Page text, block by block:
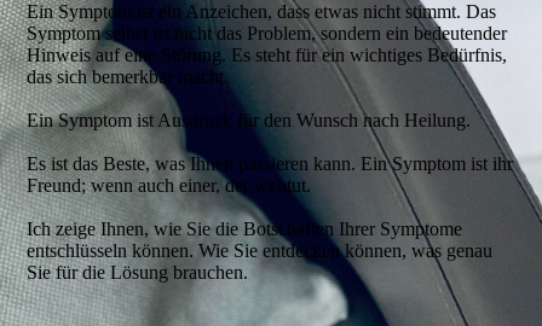
Ein Symptom ist ein Anzeichen, dass etwas nicht stimmt. Das
Symptom selbst ist nicht das Problem, sondern ein bedeutender
Hinweis auf eine Störung. Es steht für ein wichtiges Bedürfnis,
das sich bemerkbar macht.
Ein Symptom ist Ausdruck für den Wunsch nach Heilung.
Es ist das Beste, was Ihnen passieren kann. Ein Symptom ist ihr
Freund; wenn auch einer, der wehtut.
Ich zeige Ihnen, wie Sie die Botschaften Ihrer Symptome
entschlüsseln können. Wie Sie entdecken können, was genau
Sie für die Lösung brauchen.